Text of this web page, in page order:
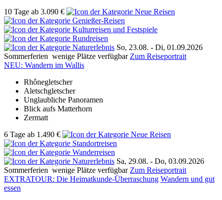
10 Tage ab 3.090 €
So, 23.08. - Di, 01.09.2026
Sommerferien wenige Plätze verfügbar Zum Reiseportrait
NEU: Wandern im Wallis
Rhônegletscher
Aletschgletscher
Unglaubliche Panoramen
Blick aufs Matterhorn
Zermatt
6 Tage ab 1.490 €
Sa, 29.08. - Do, 03.09.2026
Sommerferien wenige Plätze verfügbar Zum Reiseportrait
EXTRATOUR: Die Heimatkunde-Überraschung Wandern und gut
essen